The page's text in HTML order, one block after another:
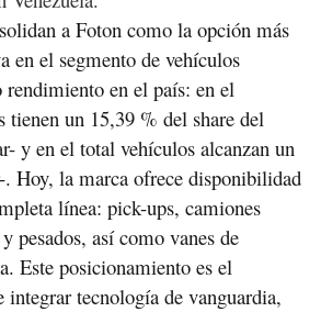
a Foton como la opción más
en el segmento de vehículos
rendimiento en el país: en el
tienen un 15,39 % del share del
y en el total vehículos alcanzan un
Hoy, la marca ofrece disponibilidad
línea: pick-ups, camiones
pesados, así como vanes de
Este posicionamiento es el
integrar tecnología de vanguardia,